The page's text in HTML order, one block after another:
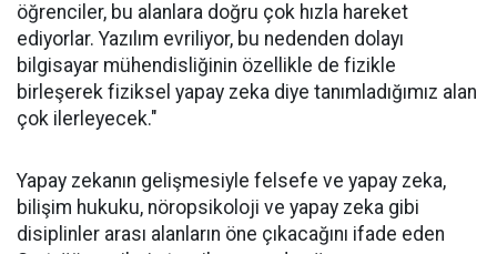
öğrenciler, bu alanlara doğru çok hızla hareket
ediyorlar. Yazılım evriliyor, bu nedenden dolayı
bilgisayar mühendisliğinin özellikle de fizikle
birleşerek fiziksel yapay zeka diye tanımladığımız alan
çok ilerleyecek."
Yapay zekanın gelişmesiyle felsefe ve yapay zeka,
bilişim hukuku, nöropsikoloji ve yapay zeka gibi
disiplinler arası alanların öne çıkacağını ifade eden